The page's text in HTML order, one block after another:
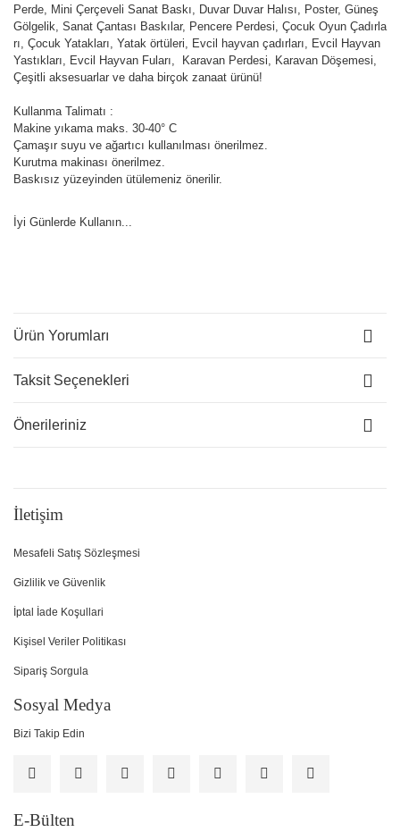
Perde, Mini Çerçeveli Sanat Baskı, Duvar Duvar Halısı, Poster, Güneş
Gölgelik, Sanat Çantası Baskılar, Pencere Perdesi, Çocuk Oyun Çadırla
rı, Çocuk Yatakları, Yatak örtüleri, Evcil hayvan çadırları, Evcil Hayvan
Yastıkları, Evcil Hayvan Fuları, Karavan Perdesi, Karavan Döşemesi,
Çeşitli aksesuarlar ve daha birçok zanaat ürünü!
Kullanma Talimatı :
Makine yıkama maks. 30-40° C
Çamaşır suyu ve ağartıcı kullanılması önerilmez.
Kurutma makinası önerilmez.
Baskısız yüzeyinden ütülemeniz önerilir.
İyi Günlerde Kullanın...
Ürün Yorumları
Taksit Seçenekleri
Önerileriniz
İletişim
Mesafeli Satış Sözleşmesi
Gizlilik ve Güvenlik
İptal İade Koşullari
Kişisel Veriler Politikası
Sipariş Sorgula
Sosyal Medya
Bizi Takip Edin
E-Bülten